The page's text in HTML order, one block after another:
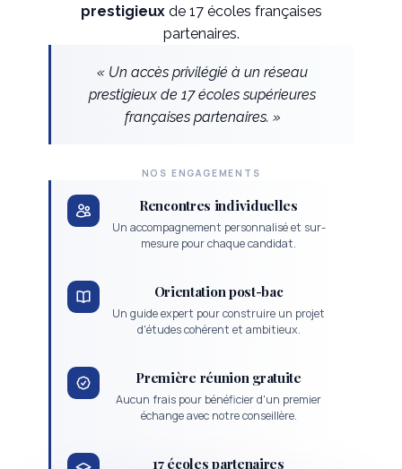
prestigieuxde 17 écoles françaises
partenaires.
« Un accès privilégié à un réseau
prestigieux de 17 écoles supérieures
françaises partenaires. »
NOS ENGAGEMENTS
Rencontres individuelles
Un accompagnement personnalisé et sur-
mesure pour chaque candidat.
Orientation post-bac
Un guide expert pour construire un projet
d'études cohérent et ambitieux.
Première réunion gratuite
Aucun frais pour bénéficier d'un premier
échange avec notre conseillère.
17 écoles partenaires